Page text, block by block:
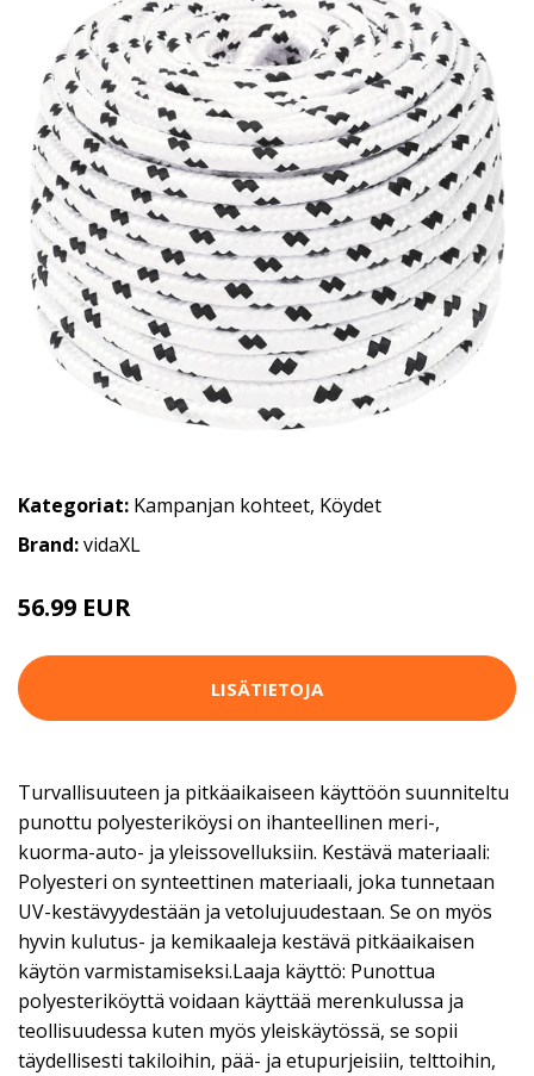
Kategoriat: Kampanjan kohteet, Köydet
Brand:vidaXL
56.99 EUR
LISÄTIETOJA
Turvallisuuteen ja pitkäaikaiseen käyttöön suunniteltu
punottu polyesteriköysi on ihanteellinen meri-,
kuorma-auto- ja yleissovelluksiin. Kestävä materiaali:
Polyesteri on synteettinen materiaali, joka tunnetaan
UV-kestävyydestään ja vetolujuudestaan. Se on myös
hyvin kulutus- ja kemikaaleja kestävä pitkäaikaisen
käytön varmistamiseksi.Laaja käyttö: Punottua
polyesteriköyttä voidaan käyttää merenkulussa ja
teollisuudessa kuten myös yleiskäytössä, se sopii
täydellisesti takiloihin, pää- ja etupurjeisiin, telttoihin,